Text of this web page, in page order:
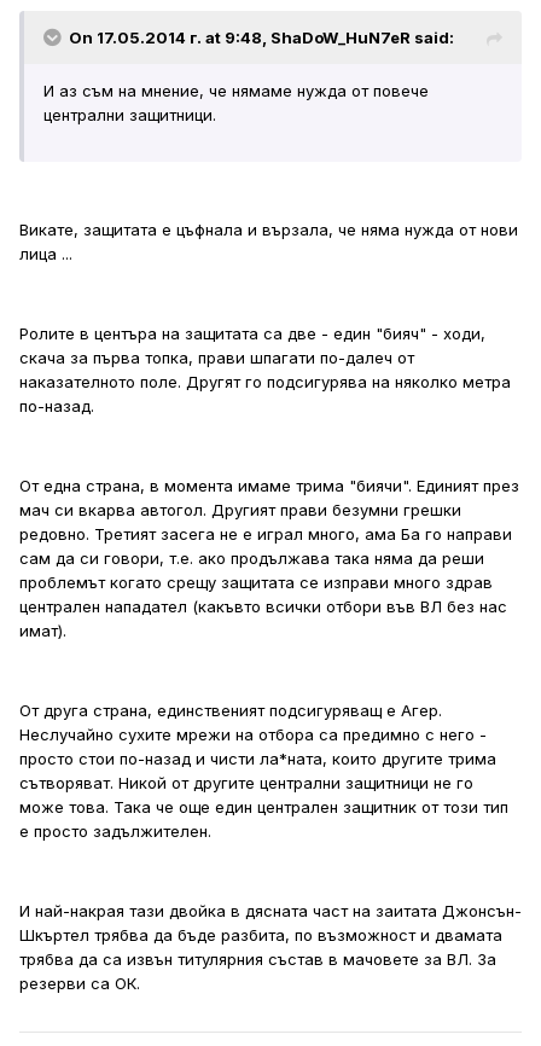
On 17.05.2014 г. at 9:48, ShaDoW_HuN7eR said:
И аз съм на мнение, че нямаме нужда от повече
централни защитници.
Викате, защитата е цъфнала и вързала, че няма нужда от нови
лица ...
Ролите в центъра на защитата са две - един "бияч" - ходи,
скача за първа топка, прави шпагати по-далеч от
наказателното поле. Другят го подсигурява на няколко метра
по-назад.
От една страна, в момента имаме трима "биячи". Единият през
мач си вкарва автогол. Другият прави безумни грешки
редовно. Третият засега не е играл много, ама Ба го направи
сам да си говори, т.е. ако продължава така няма да реши
проблемът когато срещу защитата се изправи много здрав
централен нападател (какъвто всички отбори във ВЛ без нас
имат).
От друга страна, единственият подсигуряващ е Агер.
Неслучайно сухите мрежи на отбора са предимно с него -
просто стои по-назад и чисти ла*ната, които другите трима
сътворяват. Никой от другите централни защитници не го
може това. Така че още един централен защитник от този тип
е просто задължителен.
И най-накрая тази двойка в дясната част на заитата Джонсън-
Шкъртел трябва да бъде разбита, по възможност и двамата
трябва да са извън титулярния състав в мачовете за ВЛ. За
резерви са ОК.